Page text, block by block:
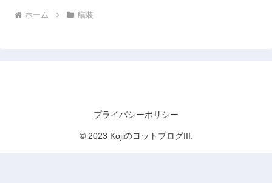
ホーム 艤装
プライバシーポリシー
© 2023 KojiのヨットブログIII.